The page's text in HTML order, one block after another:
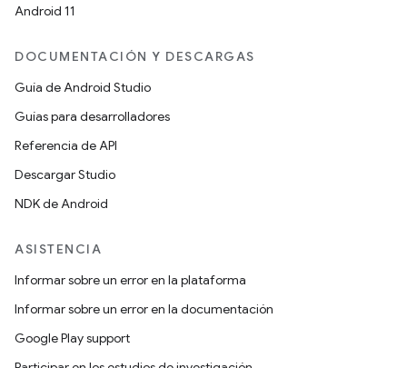
Android 11
DOCUMENTACIÓN Y DESCARGAS
Guía de Android Studio
Guías para desarrolladores
Referencia de API
Descargar Studio
NDK de Android
ASISTENCIA
Informar sobre un error en la plataforma
Informar sobre un error en la documentación
Google Play support